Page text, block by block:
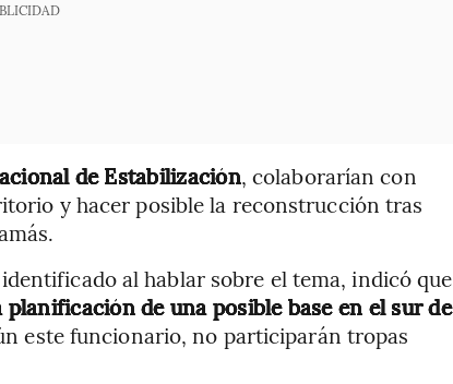
de Estabilización, colaborarían con
y hacer posible la reconstrucción tras
al hablar sobre el tema, indicó que
de una posible base en el sur de
este funcionario, no participarán tropas